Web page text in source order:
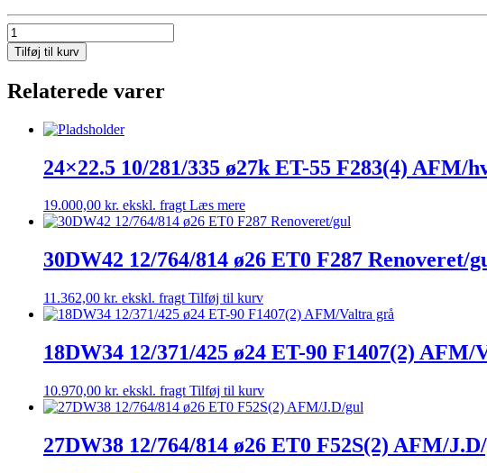
23DW38
12/371/425
ø24
65
AFM/sort
Tilføj til kurv
Relaterede varer
24×22.5 10/281/335 ø27k ET-55 F283(4) AFM/
19.000,00 kr. ekskl. fragt Læs mere
30DW42 12/764/814 ø26 ET0 F287 Renoveret/
11.362,00 kr. ekskl. fragt Tilføj til kurv
18DW34 12/371/425 ø24 ET-90 F1407(2) AFM/
10.970,00 kr. ekskl. fragt Tilføj til kurv
27DW38 12/764/814 ø26 ET0 F52S(2) AFM/